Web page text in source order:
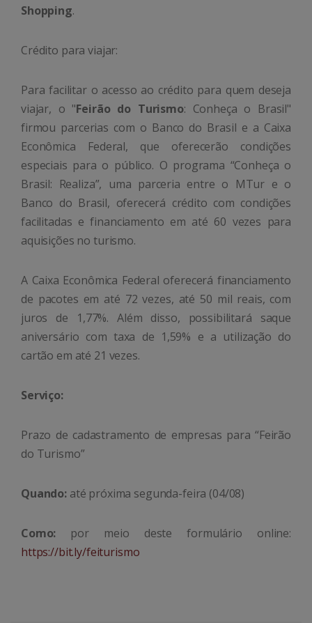
Shopping.
Crédito para viajar:
Para facilitar o acesso ao crédito para quem deseja
viajar, o "Feirão do Turismo: Conheça o Brasil"
firmou parcerias com o Banco do Brasil e a Caixa
Econômica Federal, que oferecerão condições
especiais para o público. O programa “Conheça o
Brasil: Realiza”, uma parceria entre o MTur e o
Banco do Brasil, oferecerá crédito com condições
facilitadas e financiamento em até 60 vezes para
aquisições no turismo.
A Caixa Econômica Federal oferecerá financiamento
de pacotes em até 72 vezes, até 50 mil reais, com
juros de 1,77%. Além disso, possibilitará saque
aniversário com taxa de 1,59% e a utilização do
cartão em até 21 vezes.
Serviço:
Prazo de cadastramento de empresas para “Feirão
do Turismo”
Quando: até próxima segunda-feira (04/08)
Como: por meio deste formulário online:
https://bit.ly/feiturismo